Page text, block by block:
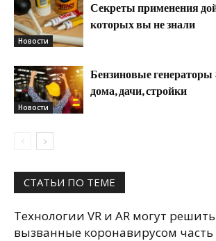
Новости
Секреты применения
которых вы не знали
Новости
Бензиновые
дома, дачи, стройки
СТАТЬИ ПО ТЕМЕ
Технологии VR и AR могут
вызванные коронавирусом часть